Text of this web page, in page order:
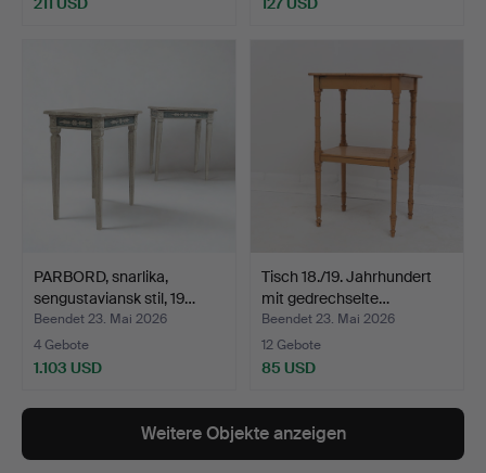
PARBORD, snarlika,
sengustaviansk stil, 19…
Beendet 23. Mai 2026
4 Gebote
1.103 USD
Tisch 18./19. Jahrhundert
mit gedrechselte…
Beendet 23. Mai 2026
12 Gebote
85 USD
Weitere Objekte anzeigen